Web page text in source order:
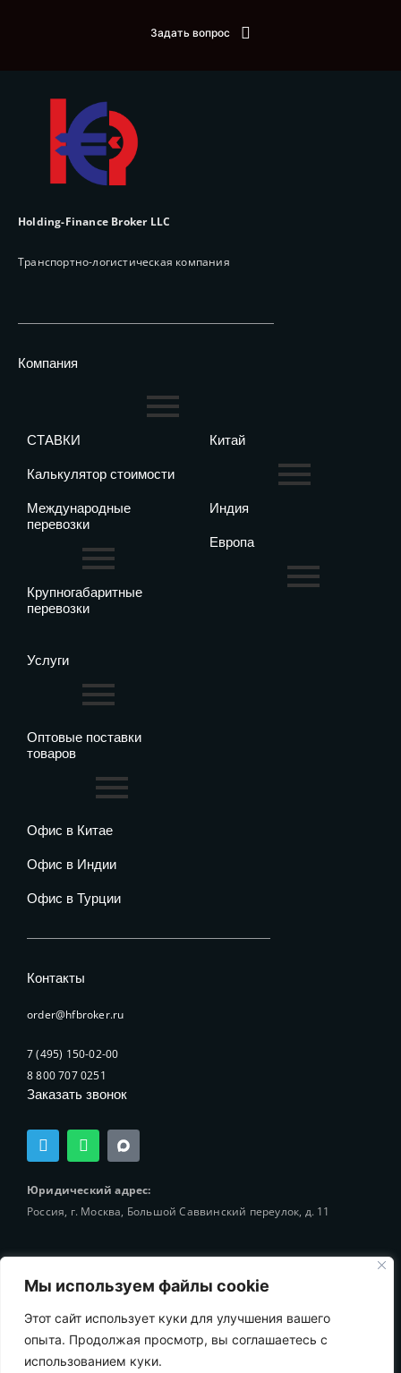
Мы используем файлы cookie
Этот сайт использует куки для улучшения вашего
опыта. Продолжая просмотр, вы соглашаетесь с
использованием куки.
Задать вопрос
Holding-Finance Broker LLC
Транспортно-логистическая компания
Компания
СТАВКИ
Калькулятор стоимости
Международные
перевозки
Крупногабаритные
перевозки
Китай
Индия
Европа
Услуги
Оптовые поставки
товаров
Офис в Китае
Офис в Индии
Офис в Турции
Контакты
order@hfbroker.ru
7 (495) 150-02-00
8 800 707 0251
Заказать звонок
T
e
l
e
g
r
W
h
a
t
s
a
Юридический адрес:
Россия, г. Москва, Большой Саввинский переулок, д. 11
© 2002-2025 Holding-Finance Broker